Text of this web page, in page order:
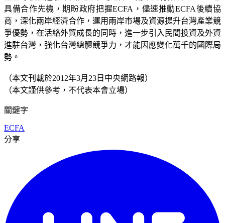
具備合作先機，期盼政府把握ECFA，儘速推動ECFA後續協
商，深化兩岸經濟合作，運用兩岸市場及資源提升台灣產業競
爭優勢，在活絡外貿成長的同時，進一步引入民間投資及外資
進駐台灣，強化台灣總體競爭力，才能因應變化萬千的國際局
勢。
（本文刊載於2012年3月23日中央網路報）
（本文謹供參考，不代表本會立場）
關鍵字
ECFA
分享